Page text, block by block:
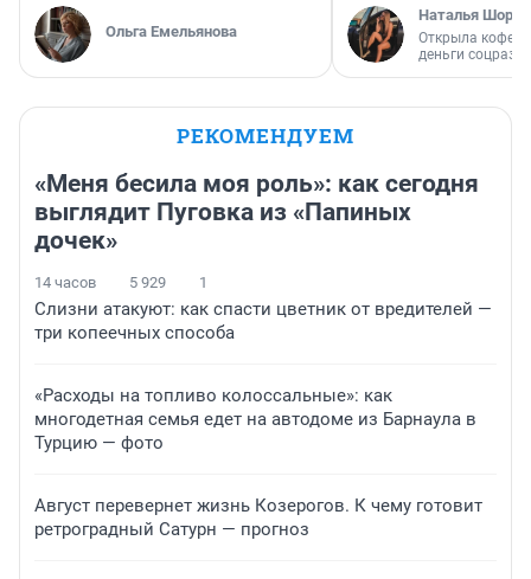
Ольга Емельянова
Наталья
Открыла
деньги
РЕКОМЕНДУЕМ
«Меня бесила моя роль»: как сегодня
выглядит Пуговка из «Папиных
дочек»
14 часов 5 929 1
Слизни атакуют: как спасти цветник от вредителей —
три копеечных способа
«Расходы на топливо колоссальные»: как
многодетная семья едет на автодоме из Барнаула в
Турцию — фото
Август перевернет жизнь Козерогов. К чему готовит
ретроградный Сатурн — прогноз